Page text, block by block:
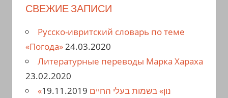
СВЕЖИЕ ЗАПИСИ
Русско-ивритский словарь по теме
«Погода»24.03.2020
Литературные переводы Марка Хараха
23.02.2020
«נון» בשמות בעלי החיים 19.11.2019